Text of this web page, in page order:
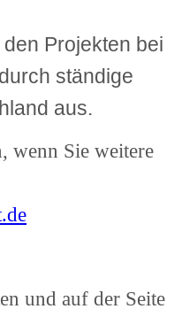
Projekten bei
ständige
aus.
wenn Sie weitere
und auf der Seite